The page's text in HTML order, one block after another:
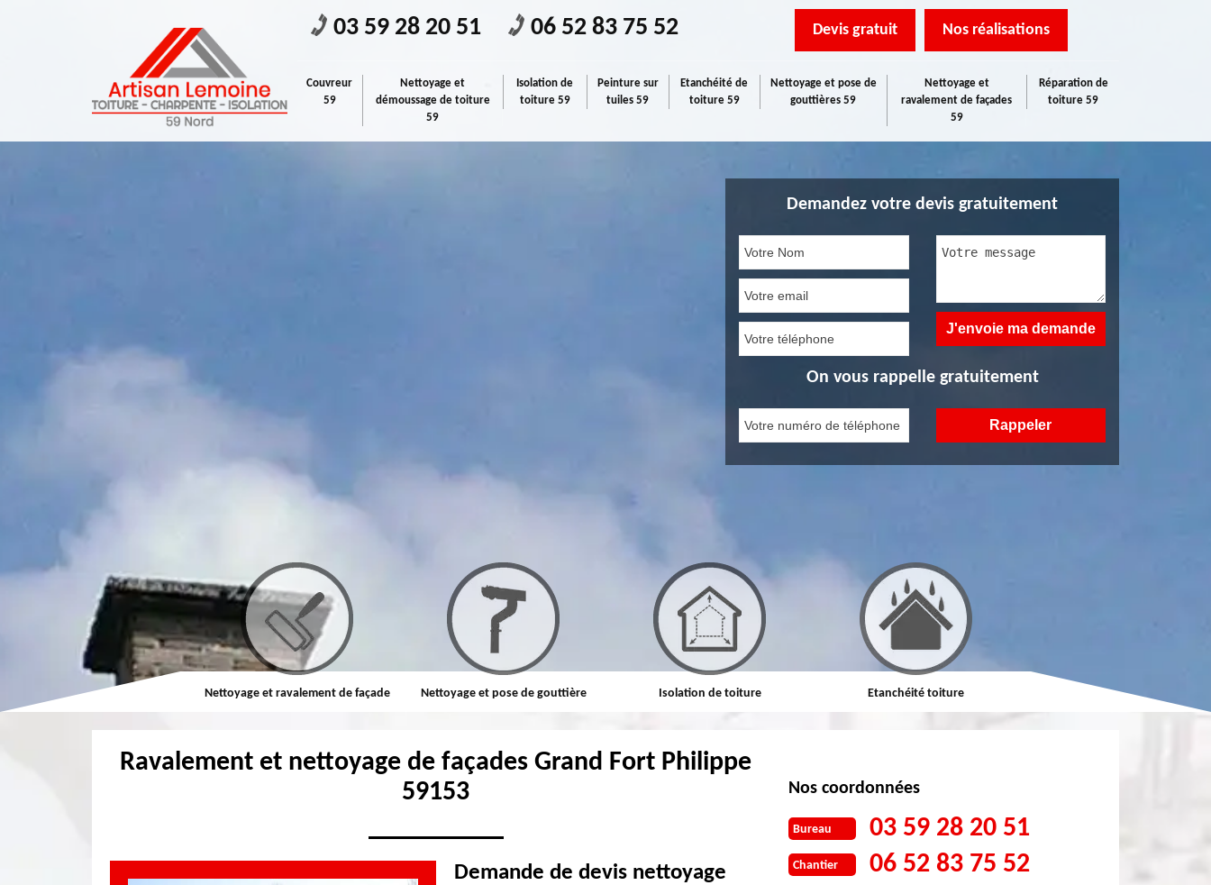
03 59 28 20 51 06 52 83 75 52 Devis gratuit Nos réalisations
Couvreur
59
Nettoyage et
démoussage de toiture
59
Isolation de
toiture 59
Peinture sur
tuiles 59
Etanchéité de
toiture 59
Nettoyage et pose de
gouttières 59
Nettoyage et
ravalement de façades
59
Réparation de
toiture 59
Demandez votre devis gratuitement
On vous rappelle gratuitement
Couvreur Nettoyage et ravalement de façade Nettoyage et pose de gouttière Isolation de toiture Etanchéité toiture Réparation de toiture
Ravalement et nettoyage de façades Grand Fort Philippe
59153
Demande de devis nettoyage
Nos coordonnées
Bureau 03 59 28 20 51
Chantier 06 52 83 75 52